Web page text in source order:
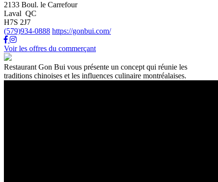
2133 Boul. le Carrefour
Laval QC
H7S 2J7
(579)934-0888 https://gonbui.com/
Voir les offres du commerçant
Restaurant Gon Bui vous présente un concept qui réunie les
traditions chinoises et les influences culinaire montréalaises.